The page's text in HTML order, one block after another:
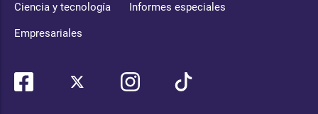
Ciencia y tecnología Informes especiales
Empresariales